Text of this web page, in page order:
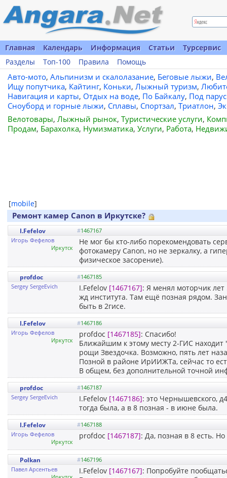
Главная Календарь Информация Статьи
Турсервис
Разделы
Топ-100 Правила Помощь
Авто-мото, Альпинизм и скалолазание, Беговые лыжи,
Ищу попутчика, Кайтинг, Коньки, Лыжный туризм,
Навигация и карты, Отдых на воде, По Байкалу, Под
Сноуборд и горные лыжи, Сплавы, Спортзал, Триатлон,
Велотовары, Лыжный рынок, Туристические услуги,
Продам, Барахолка, Нумизматика, Услуги, Работа,
[mobile]
Ремонт камер Canon в Иркутске?
I.Fefelov #1467167
Игорь Фефелов
Иркутск
Не мог бы кто-либо порекомендовать
фотокамеру Canon, но не зеркалку, а
физическое засорение).
profdoc #1467185
Sergey SergeEvich
I.Fefelov [1467167]: Я менял моторчик лет
жд института. Там ещё позная рядом.
быть в 2гисе.
I.Fefelov #1467186
Игорь Фефелов
Иркутск
profdoc [1467185]: Спасибо!
Ближайшим к этому месту 2-ГИС находит
рощи Звездочка. Возможно, пять лет
Позной в районе ИрИИЖТа, сейчас то
В общем, без дополнительной точной
profdoc #1467187
Sergey SergeEvich
I.Fefelov [1467186]: это Чернышевского,
тогда была, а в 8 позная - в июне была.
I.Fefelov #1467188
Игорь Фефелов
Иркутск
profdoc [1467187]: Да, позная в 8 есть.
Polkan #1467196
Павел Арсентьев
I.Fefelov [1467167]: Попробуйте